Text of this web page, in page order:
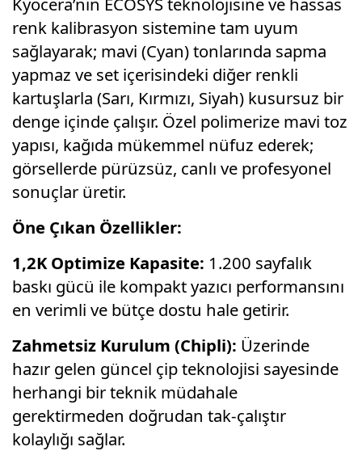
renk kalibrasyon sistemine tam uyum
sağlayarak; mavi (Cyan) tonlarında sapma
yapmaz ve set içerisindeki diğer renkli
kartuşlarla (Sarı, Kırmızı, Siyah) kusursuz bir
denge içinde çalışır. Özel polimerize mavi toz
yapısı, kağıda mükemmel nüfuz ederek;
görsellerde pürüzsüz, canlı ve profesyonel
sonuçlar üretir.
Öne Çıkan Özellikler:
1,2K Optimize Kapasite: 1.200 sayfalık
baskı gücü ile kompakt yazıcı performansını
en verimli ve bütçe dostu hale getirir.
Zahmetsiz Kurulum (Chipli): Üzerinde
hazır gelen güncel çip teknolojisi sayesinde
herhangi bir teknik müdahale
gerektirmeden doğrudan tak-çalıştır
kolaylığı sağlar.